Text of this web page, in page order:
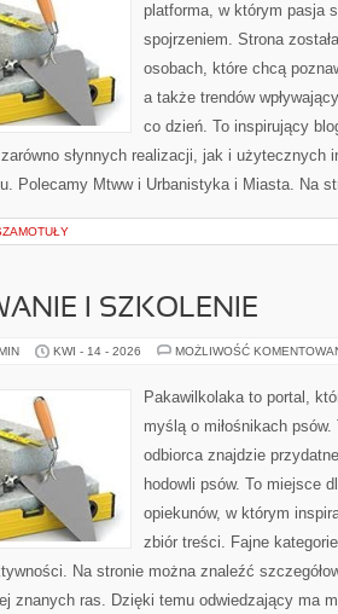
platforma, w którym pasja
spojrzeniem. Strona
osobach, które chcą
a także trendów
co dzień. To inspirujący
słynnych realizacji, jak i użytecznych
Polecamy Mtww i Urbanistyka i Miasta. Na
I SZKOLENIE
KWI - 14 - 2026 MOŻLIWOŚĆ
Pakawilkolaka to portal,
myślą o miłośnikach
odbiorca znajdzie
hodowli psów. To miejsce
opiekunów, w którym
zbiór treści. Fajne
Na stronie można znaleźć
znanych ras. Dzięki temu odwiedzający ma